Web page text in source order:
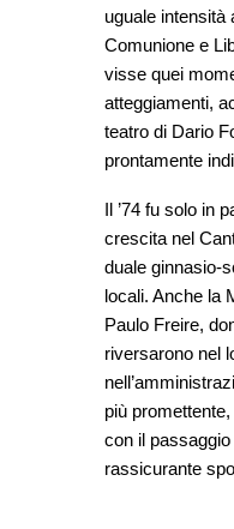
uguale intensità
Comunione e
visse quei
atteggiamenti,
teatro di Dario
prontamente
Il ’74 fu solo in
crescita nel
duale ginnasio-
locali. Anche la
Paulo Freire,
riversarono nel
più
con il
rassicurante